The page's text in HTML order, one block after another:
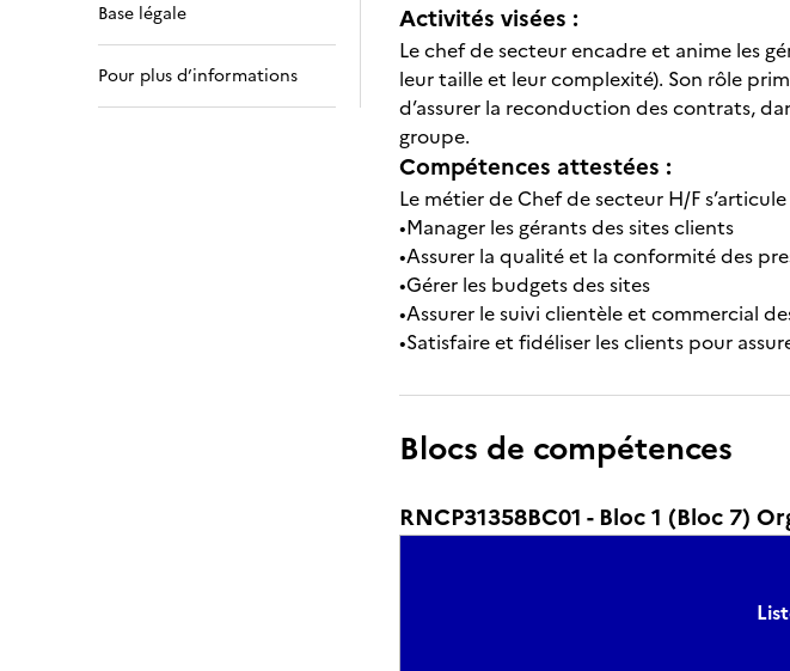
Base légale
Pour plus d’informations
Activités visées :
Le chef de secteur encadre et anime les
leur taille et leur complexité). Son rôle
d’assurer la reconduction des contrats,
groupe.
Compétences attestées :
Le métier de Chef de secteur H/F
•Manager les gérants des sites clients
•Assurer la qualité et la conformité des
•Gérer les budgets des sites
•Assurer le suivi clientèle et commercial
•Satisfaire et fidéliser les clients pour
Blocs de compétences
RNCP31358BC01 - Bloc 1 (Bloc 7)